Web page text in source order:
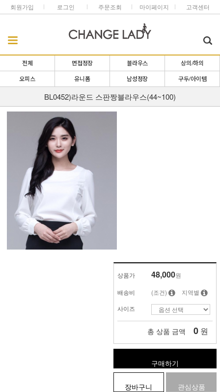
회원가입 로그인 주문조회 마이페이지 고객센터
전체 면접정장 블라우스 상의/하의
오피스 유니폼 남성정장 구두/아이템
BL0452)라운드 스판짱블라우스(44~100)
상품가 48,000원
배송비 (조건)
지역별
사이즈
총 상품 금액 0 원
구매하기
장바구니 관심상품